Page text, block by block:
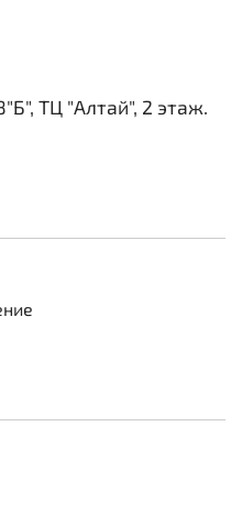
ТЦ "Алтай", 2 этаж.